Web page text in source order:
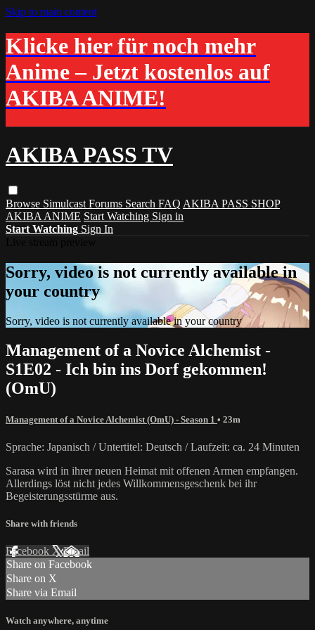
Skip to main content
Klicke hier für noch mehr
Anime – Jetzt kostenlos auf
AKIBA ANIME!
AKIBA PASS TV
Browse Simulcast Forums Search FAQ AKIBA PASS SHOP
AKIBA ANIME Start Watching Sign in
Start Watching Sign In
Sorry, video is not currently available in
your country
Sorry, video is not currently available in your country
Management of a Novice Alchemist -
S1E02 - Ich bin ins Dorf gekommen!
(OmU)
Management of a Novice Alchemist (OmU) - Season 1 • 23m
Sprache: Japanisch / Untertitel: Deutsch / Laufzeit: ca. 24 Minuten
Sarasa wird in ihrer neuen Heimat mit offenen Armen empfangen.
Allerdings löst nicht jedes Willkommensgeschenk bei ihr
Begeisterungsstürme aus.
Share with friends
Facebook XEmail
Share on Facebook
Share on X
Share via Email
Watch anywhere, anytime